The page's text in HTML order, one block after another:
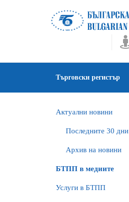
Търговски регистър
Актуални новини
Последните 30 дни
Архив на новини
БTПП в медиите
Услуги в БТПП